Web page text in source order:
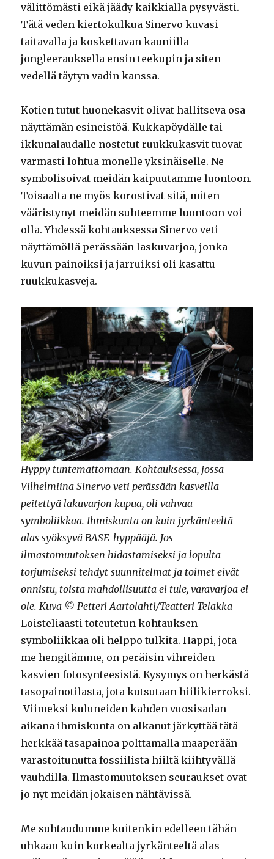
välittömästi eikä jäädy kaikkialla pysyvästi.
Tätä veden kiertokulkua Sinervo kuvasi
taitavalla ja koskettavan kauniilla
jongleerauksella ensin teekupin ja siten
vedellä täytyn vadin kanssa.
Kotien tutut huonekasvit olivat hallitseva osa
näyttämän esineistöä. Kukkapöydälle tai
ikkunalaudalle nostetut ruukkukasvit tuovat
varmasti lohtua monelle yksinäiselle. Ne
symbolisoivat meidän kaipuutamme luontoon.
Toisaalta ne myös korostivat sitä, miten
vääristynyt meidän suhteemme luontoon voi
olla. Yhdessä kohtauksessa Sinervo veti
näyttämöllä perässään laskuvarjoa, jonka
kuvun painoiksi ja jarruiksi oli kasattu
ruukkukasveja.
Hyppy tuntemattomaan. Kohtauksessa, jossa
Vilhelmiina Sinervo veti perässään kasveilla
peitettyä lakuvarjon kupua, oli vahvaa
symboliikkaa. Ihmiskunta on kuin jyrkänteeltä
alas syöksyvä BASE-hyppääjä. Jos
ilmastomuutoksen hidastamiseksi ja lopulta
torjumiseksi tehdyt suunnitelmat ja toimet eivät
onnistu, toista mahdollisuutta ei tule, varavarjoa ei
ole. Kuva © Petteri Aartolahti/Teatteri Telakka
Loisteliaasti toteutetun kohtauksen
symboliikkaa oli helppo tulkita. Happi, jota
me hengitämme, on peräisin vihreiden
kasvien fotosynteesistä. Kysymys on herkästä
tasopainotilasta, jota kutsutaan hiilikierroksi.
Viimeksi kuluneiden kahden vuosisadan
aikana ihmiskunta on alkanut järkyttää tätä
herkkää tasapainoa polttamalla maaperään
varastoitunutta fossiilista hiiltä kiihtyvällä
vauhdilla. Ilmastomuutoksen seuraukset ovat
jo nyt meidän jokaisen nähtävissä.
Me suhtaudumme kuitenkin edelleen tähän
uhkaan kuin korkealta jyrkänteeltä alas